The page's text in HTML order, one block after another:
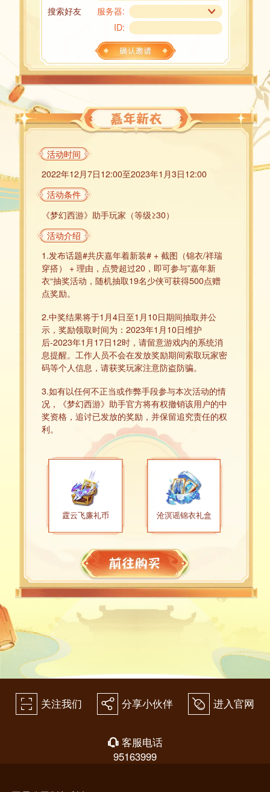
搜索好友
服务器:
ID:
活动时间
2022年12月7日12:00至2023年1月3日12:00
活动条件
《梦幻西游》助手玩家（等级≥30）
活动介绍
1.发布话题#共庆嘉年着新装# + 截图（锦衣/祥瑞
穿搭） + 理由，点赞超过20，即可参与”嘉年新
衣“抽奖活动，随机抽取19名少侠可获得500点赠
点奖励。
2.中奖结果将于1月4日至1月10日期间抽取并公
示，奖励领取时间为：2023年1月10日维护
后-2023年1月17日12时，请留意游戏内的系统消
息提醒。工作人员不会在发放奖励期间索取玩家密
码等个人信息，请获奖玩家注意防盗防骗。
3.如有以任何不正当或作弊手段参与本次活动的情
况，《梦幻西游》助手官方将有权撤销该用户的中
奖资格，追讨已发放的奖励，并保留追究责任的权
利。
霆云飞廉礼币 沧溟谣锦衣礼盒
򰀁 关注我们 򰀂 分享小伙伴 򰀄 进入官网
򰀃 客服电话
95163999